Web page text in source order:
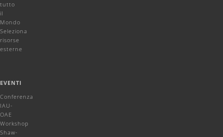
tutto
il
Mondo
Seleziona
risorse
esterne
EVENTI
Conferenza
IAU-
OAE
Workshop
Shaw-